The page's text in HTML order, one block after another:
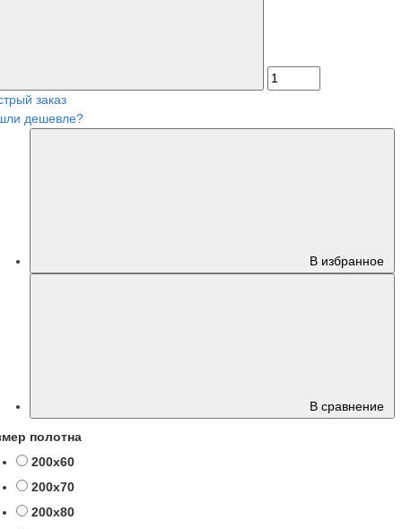
заказ
дешевле?
В избранное
В сравнение
полотна
200х60
200х70
200х80